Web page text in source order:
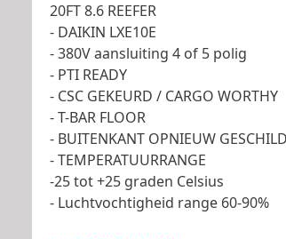
20FT 8.6 REEFER
- DAIKIN LXE10E
- 380V aansluiting 4 of 5 polig
- PTI READY
- CSC GEKEURD / CARGO WORTHY
- T-BAR FLOOR
- BUITENKANT OPNIEUW
- TEMPERATUURRANGE
-25 tot +25 graden Celsius
- Luchtvochtigheid range 60-90%